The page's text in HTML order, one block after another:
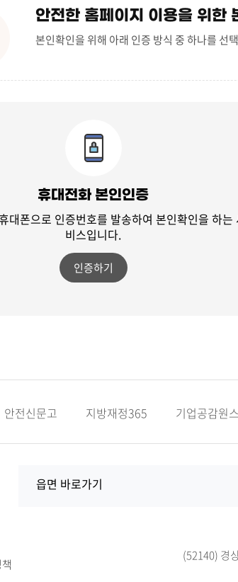
안전한 홈페이지 이용을 위한
본인확인을 위해 아래 인증 방식 중 하나를 선
휴대전화 본인인증
대폰으로 인증번호를 발송하여본인확인을 하는
비스입니다.
인증하기
안전신문고 지방재정365 기업공감원
읍면 바로가기
(52140) 경